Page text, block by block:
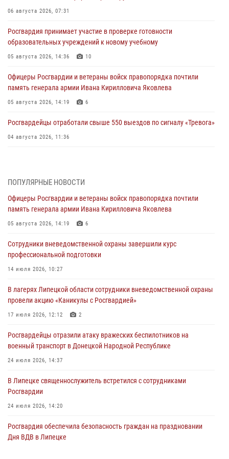
06 августа 2026, 07:31
Росгвардия принимает участие в проверке готовности
образовательных учреждений к новому учебному
05 августа 2026, 14:36 10
Офицеры Росгвардии и ветераны войск правопорядка почтили
память генерала армии Ивана Кирилловича Яковлева
05 августа 2026, 14:19 6
Росгвардейцы отработали свыше 550 выездов по сигналу «Тревога»
04 августа 2026, 11:36
04 августа 2026, 09:05
Росгвардия обеспечила безопасность граждан на праздновании
Дня ВДВ в Липецке
03 августа 2026, 13:43
Росгвардейцы обеспечили безопасность граждан в День Лев-
Толстовского района
03 августа 2026, 13:41
Росгвардия противодействует БПЛА ВСУ на южном направлении
(видео)
03 августа 2026, 13:39
ПОПУЛЯРНЫЕ НОВОСТИ
Офицеры Росгвардии и ветераны войск правопорядка почтили
память генерала армии Ивана Кирилловича Яковлева
05 августа 2026, 14:19 6
Сотрудники вневедомственной охраны завершили курс
профессиональной подготовки
14 июля 2026, 10:27
В лагерях Липецкой области сотрудники вневедомственной охраны
провели акцию «Каникулы с Росгвардией»
17 июля 2026, 12:12 2
Росгвардейцы отразили атаку вражеских беспилотников на
военный транспорт в Донецкой Народной Республике
24 июля 2026, 14:37
В Липецке священнослужитель встретился с сотрудниками
Росгвардии
24 июля 2026, 14:20
Росгвардия обеспечила безопасность граждан на праздновании
Дня ВДВ в Липецке